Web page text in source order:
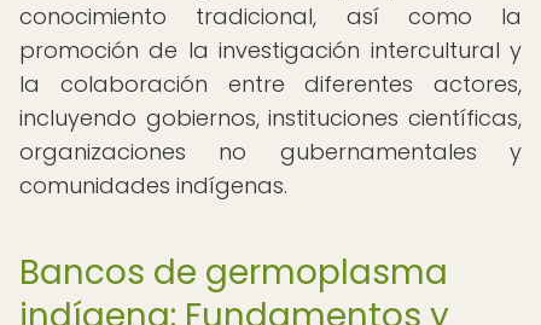
conocimiento tradicional, así como la
promoción de la investigación intercultural y
la colaboración entre diferentes actores,
incluyendo gobiernos, instituciones científicas,
organizaciones no gubernamentales y
comunidades indígenas.
Bancos de germoplasma